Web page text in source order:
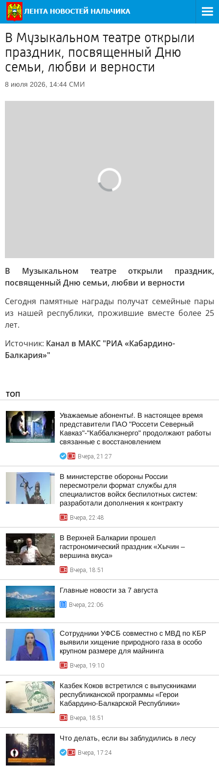
В Музыкальном театре открыли
праздник, посвященный Дню
семьи, любви и верности
8 июля 2026, 14:44 СМИ
В Музыкальном театре открыли праздник,
посвященный Дню семьи, любви и верности
Сегодня памятные награды получат семейные пары
из нашей республики, прожившие вместе более 25
лет.
Источник: Канал в МАКС "РИА «Кабардино-
Балкария»"
ТОП
Уважаемые абоненты!. В настоящее время
представители ПАО "Россети Северный
Кавказ"-"Каббалкэнерго" продолжают работы
связанные с восстановлением
Вчера, 21:27
В министерстве обороны России
пересмотрели формат службы для
специалистов войск беспилотных систем:
разработали дополнения к контракту
Вчера, 22:48
В Верхней Балкарии прошел
гастрономический праздник «Хычин –
вершина вкуса»
Вчера, 18:51
Главные новости за 7 августа
Вчера, 22:06
Сотрудники УФСБ совместно с МВД по КБР
выявили хищение природного газа в особо
крупном размере для майнинга
Вчера, 19:10
Казбек Коков встретился с выпускниками
республиканской программы «Герои
Кабардино-Балкарской Республики»
Вчера, 18:51
Что делать, если вы заблудились в лесу
Вчера, 17:24